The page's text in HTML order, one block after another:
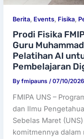
Berita, Events, Fisika,
Prodi Fisika
Guru
Pelatihan AI
Pembelajaran
Byfmipauns/07/10/2026
FMIPA UNS –
dan Ilmu
Sebelas Maret
komitmennya